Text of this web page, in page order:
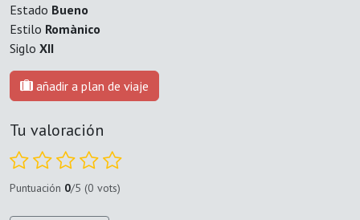
Estado Bueno
Estilo Romànico
Siglo XII
añadir a plan de viaje
Tu valoración
Puntuación 0/5 (0 vots)